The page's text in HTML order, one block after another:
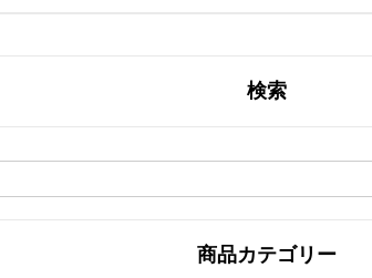
検索
商品カテゴリー